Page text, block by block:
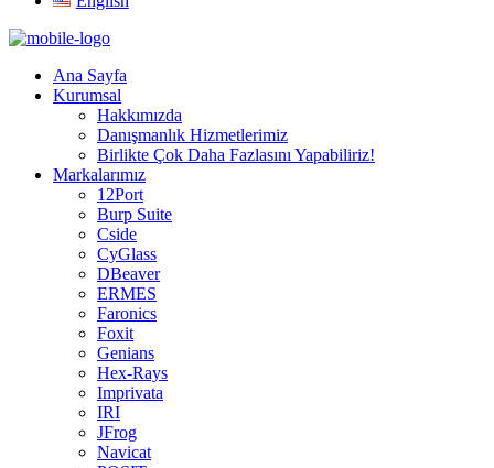
Ana Sayfa
Kurumsal
Hakkımızda
Danışmanlık Hizmetlerimiz
Birlikte Çok Daha Fazlasını Yapabiliriz!
Markalarımız
12Port
Burp Suite
Cside
CyGlass
DBeaver
ERMES
Faronics
Foxit
Genians
Hex-Rays
Imprivata
IRI
JFrog
Navicat